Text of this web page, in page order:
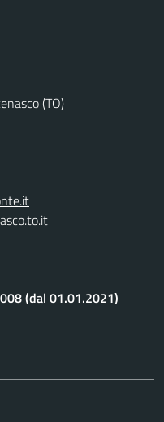
(TO)
(dal 01.01.2021)